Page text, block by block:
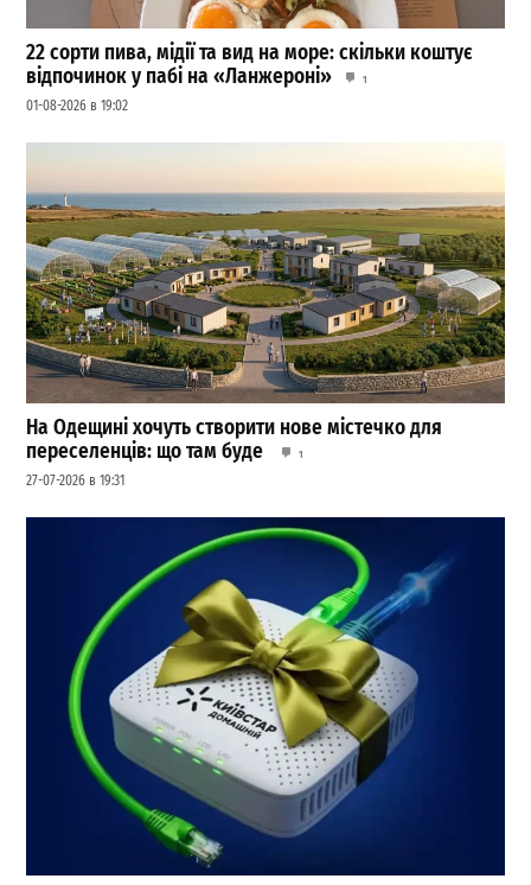
22 сорти пива, мідії та вид на море: скільки коштує
відпочинок у пабі на «Ланжероні»
1
01-08-2026 в 19:02
На Одещині хочуть створити нове містечко для
переселенців: що там буде
1
27-07-2026 в 19:31